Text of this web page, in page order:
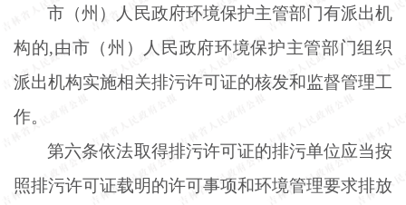
市（州）人民政府环境保护主管部门有派出机
构的,由市（州）人民政府环境保护主管部门组织
派出机构实施相关排污许可证的核发和监督管理工
作。
第六条依法取得排污许可证的排污单位应当按
照排污许可证载明的许可事项和环境管理要求排放